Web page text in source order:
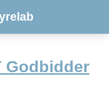
Godbidder